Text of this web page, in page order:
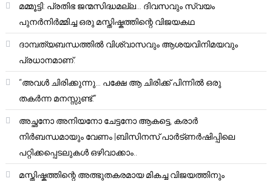
മമ്മൂട്ടി: പ്രതിഭ ജന്മസിദ്ധമല്ല… ദിവസവും സ്വയം
പുനർനിർമ്മിച്ച ഒരു മസ്തിഷ്കത്തിന്റെ വിജയകഥ
ദാമ്പത്യബന്ധത്തിൽ വിശ്വാസവും ആശയവിനിമയവും
പ്രധാനമാണ്.
“അവൾ ചിരിക്കുന്നു… പക്ഷേ ആ ചിരിക്ക് പിന്നിൽ ഒരു
തകർന്ന മനസ്സുണ്ട്.”
അച്ഛനോ അനിയനോ ചേട്ടനോ ആകട്ടെ, കരാർ
നിർബന്ധമായും വേണം |ബിസിനസ് പാർട്ണർഷിപ്പിലെ
പറ്റിക്കപ്പെടലുകൾ ഒഴിവാക്കാം..
മസ്തിഷ്കത്തിന്റെ അത്ഭുതകരമായ മികച്ച വിജയത്തിനും